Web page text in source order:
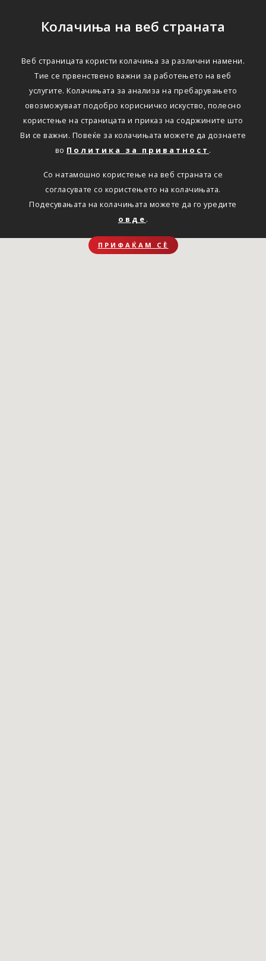
Колачиња на веб страната
Веб страницата користи колачиња за различни намени.
Тие се првенствено важни за работењето на веб
услугите. Колачињата за анализа на пребарувањето
овозможуваат подобро корисничко искуство, полесно
користење на страницата и приказ на содржините што
Ви се важни. Повеќе за колачињата можете да дознаете
во Политика за приватност .
Со натамошно користење на веб страната се
согласувате со користењето на колачињата.
Подесувањата на колачињата можете да го уредите
овде .
ПРИФАЌАМ СЀ